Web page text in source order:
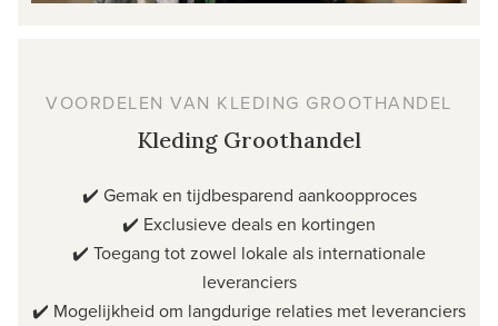
VOORDELEN VAN KLEDING GROOTHANDEL
Kleding Groothandel
✔️ Gemak en tijdbesparend aankoopproces
✔️ Exclusieve deals en kortingen
✔️ Toegang tot zowel lokale als internationale
leveranciers
✔️ Mogelijkheid om langdurige relaties met leveranciers